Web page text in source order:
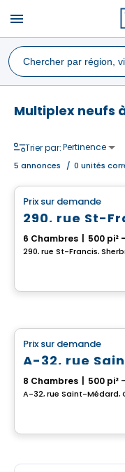
menu
Multiplex neufs
Trier par:Pertinence
5 annonces / 0 unités
Prix sur demande
290, rue St-
6 Chambres 500 pi²
290, rue St-Francis,
Prix sur demande
A-32, rue
8 Chambres 500 pi²